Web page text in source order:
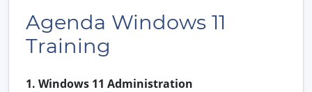
Agenda Windows 11
Training
1. Windows 11 Administration